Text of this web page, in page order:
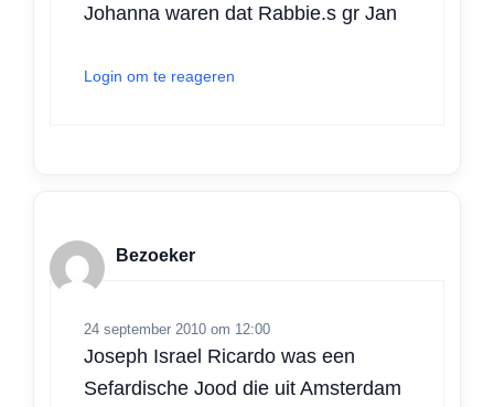
Johanna waren dat Rabbie.s gr Jan
Login om te reageren
Bezoeker
24 september 2010 om 12:00
Joseph Israel Ricardo was een
Sefardische Jood die uit Amsterdam